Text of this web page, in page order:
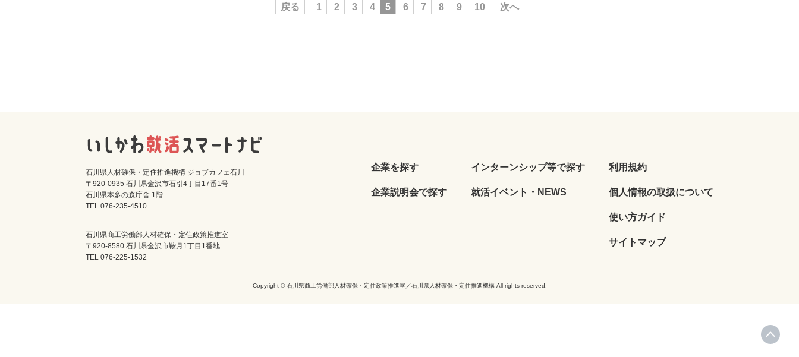
戻る 1 2 3 4 5 6 7 8 9 10 次へ
石川県人材確保・定住推進機構 ジョブカフェ石川
〒920-0935 石川県金沢市石引4丁目17番1号
石川県本多の森庁舎 1階
TEL 076-235-4510
石川県商工労働部人材確保・定住政策推進室
〒920-8580 石川県金沢市鞍月1丁目1番地
TEL 076-225-1532
企業を探す
企業説明会で探す
インターンシップ等で探す
就活イベント・NEWS
利用規約
個人情報の取扱について
使い方ガイド
サイトマップ
Copyright © 石川県商工労働部人材確保・定住政策推進室／石川県人材確保・定住推進機構 All rights reserved.